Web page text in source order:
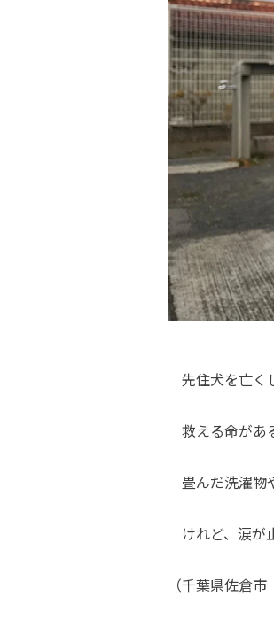
先住犬を亡く
救える命があ
畳んだ洗濯物
けれど、涙が
（千葉県佐